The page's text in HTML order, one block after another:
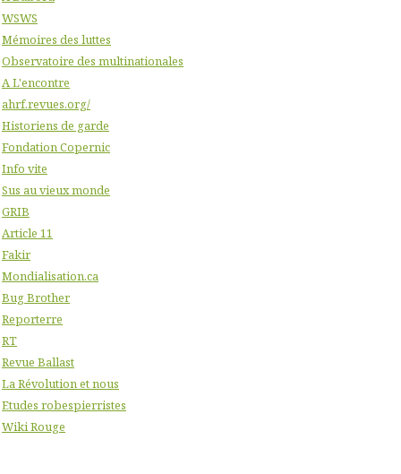
WSWS
Mémoires des luttes
Observatoire des multinationales
A L'encontre
ahrf.revues.org/
Historiens de garde
Fondation Copernic
Info vite
Sus au vieux monde
GRIB
Article 11
Fakir
Mondialisation.ca
Bug Brother
Reporterre
RT
Revue Ballast
La Révolution et nous
Etudes robespierristes
Wiki Rouge